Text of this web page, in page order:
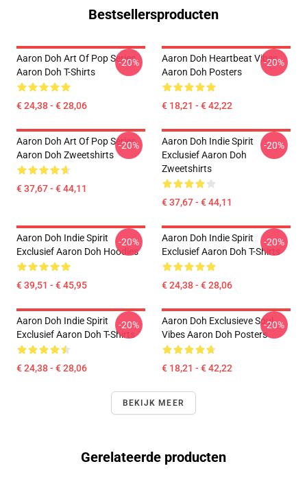
Bestsellersproducten
Aaron Doh Art Of Pop Series
Aaron Doh T-Shirts
€ 24,38 - € 28,06
-20%
Aaron Doh Heartbeat Vibes
Aaron Doh Posters
€ 18,21 - € 42,22
-20%
Aaron Doh Art Of Pop Series
Aaron Doh Zweetshirts
€ 37,67 - € 44,11
-20%
Aaron Doh Indie Spirit
Exclusief Aaron Doh
Zweetshirts
€ 37,67 - € 44,11
-20%
Aaron Doh Indie Spirit
Exclusief Aaron Doh Hoodies
€ 39,51 - € 45,95
-20%
Aaron Doh Indie Spirit
Exclusief Aaron Doh T-Shirts
€ 24,38 - € 28,06
-20%
Aaron Doh Indie Spirit
Exclusief Aaron Doh T-Shirts
€ 24,38 - € 28,06
-20%
Aaron Doh Exclusieve Soul
Vibes Aaron Doh Posters
€ 18,21 - € 42,22
-20%
BEKIJK MEER
Gerelateerde producten